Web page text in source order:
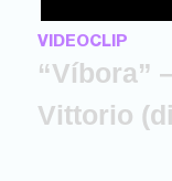
VIDEOCLIP
“Víbora”
Vittorio